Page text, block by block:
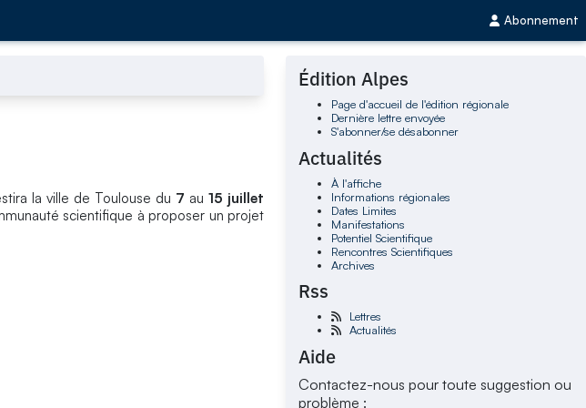
Abonnement
la ville de Toulouse du 7 au15 juillet
scientifique à proposer un projet
Édition Alpes
Page d'accueil de l'édition régionale
Dernière lettre envoyée
S'abonner/se désabonner
Actualités
À l'affiche
Informations régionales
Dates Limites
Manifestations
Potentiel Scientifique
Rencontres Scientifiques
Archives
Rss
Lettres
Actualités
Aide
Contactez-nous pour toute suggestion ou
problème :